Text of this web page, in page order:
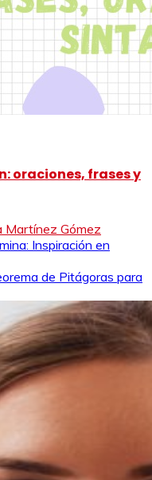
oraciones, frases y
Martínez Gómez
Inspiración en
de Pitágoras para